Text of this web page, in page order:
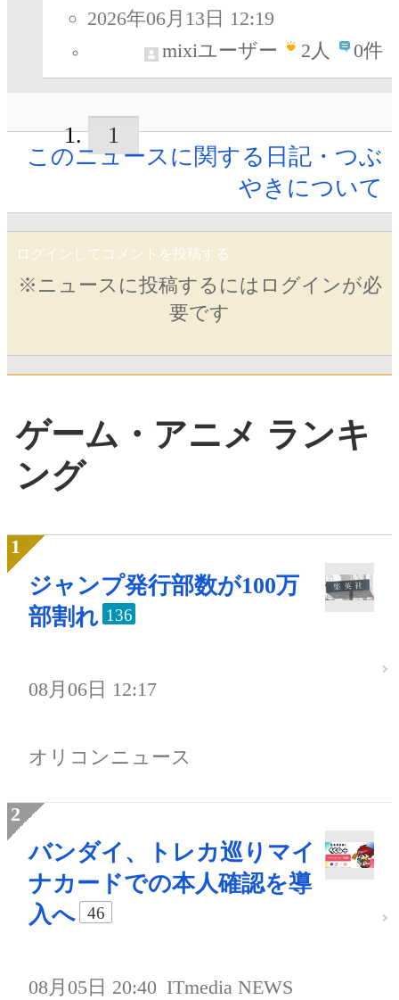
2026年06月13日 12:19
mixiユーザー
2人 0件
1
このニュースに関する日記・つぶ
やきについて
ログインしてコメントを投稿する
※ニュースに投稿するにはログインが必
要です
ゲーム・アニメ ランキ
ング
ジャンプ発行部数が100万
部割れ 136
08月06日 12:17
オリコンニュース
バンダイ、トレカ巡りマイ
ナカードでの本人確認を導
入へ
46
08月05日 20:40 ITmedia NEWS